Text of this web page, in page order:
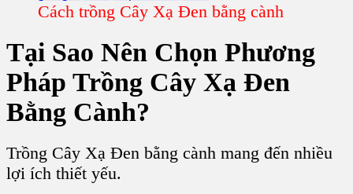
Cách trồng Cây Xạ Đen bằng cành
Tại Sao Nên Chọn Phương
Pháp Trồng Cây Xạ Đen
Bằng Cành?
Trồng Cây Xạ Đen bằng cành mang đến nhiều
lợi ích thiết yếu.